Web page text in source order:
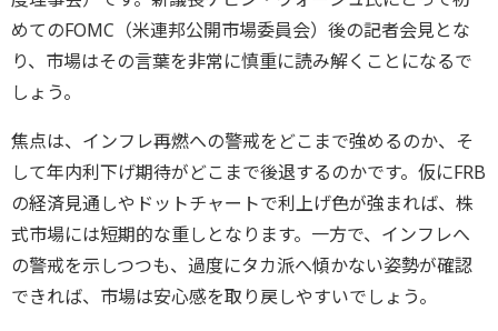
めてのFOMC（米連邦公開市場委員会）後の記者会見とな
り、市場はその言葉を非常に慎重に読み解くことになるで
しょう。
焦点は、インフレ再燃への警戒をどこまで強めるのか、そ
して年内利下げ期待がどこまで後退するのかです。仮にFRB
の経済見通しやドットチャートで利上げ色が強まれば、株
式市場には短期的な重しとなります。一方で、インフレへ
の警戒を示しつつも、過度にタカ派へ傾かない姿勢が確認
できれば、市場は安心感を取り戻しやすいでしょう。